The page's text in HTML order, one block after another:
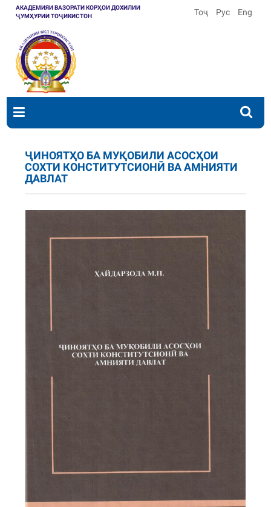
АКАДЕМИЯИ ВАЗОРАТИ КОРҲОИ ДОХИЛИИ
ҶУМҲУРИИ ТОҶИКИСТОН
Тоҷ Рус Eng
ҶИНОЯТҲО БА МУҚОБИЛИ АСОСҲОИ
СОХТИ КОНСТИТУТСИОНӢ ВА АМНИЯТИ
ДАВЛАТ